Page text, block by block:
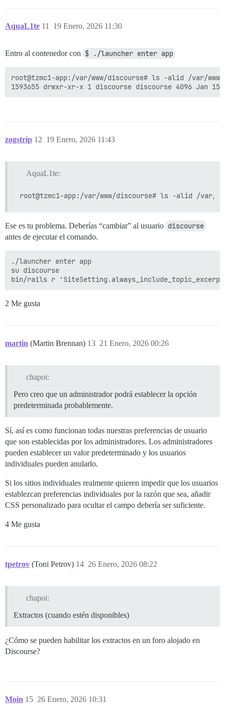
AquaL1te 19 Enero, 2026 11:30
11
Entro al contenedor con $ ./launcher enter app
root@tzmc1-app:/var/www/discourse# ls -alid /var/
zogstrip 19 Enero, 2026 11:43
12
AquaL1te:
Ese es tu problema. Deberías “cambiar” al usuario discourse
antes de ejecutar el comando.
./launcher enter app
su discourse
2 Me gusta
martin (Martin Brennan) 21 Enero, 2026 00:26
13
chapoi:
Pero creo que un administrador podrá establecer la opción
predeterminada probablemente.
Sí, así es como funcionan todas nuestras preferencias de usuario
que son establecidas por los administradores. Los administradores
pueden establecer un valor predeterminado y los usuarios
individuales pueden anularlo.
Si los sitios individuales realmente quieren impedir que los usuarios
establezcan preferencias individuales por la razón que sea, añadir
CSS personalizado para ocultar el campo debería ser suficiente.
4 Me gusta
tpetrov (Toni Petrov) 26 Enero, 2026 08:22
14
chapoi:
Extractos (cuando estén disponibles)
¿Cómo se pueden habilitar los extractos en un foro alojado en
Discourse?
Moin 26 Enero, 2026 10:31
15